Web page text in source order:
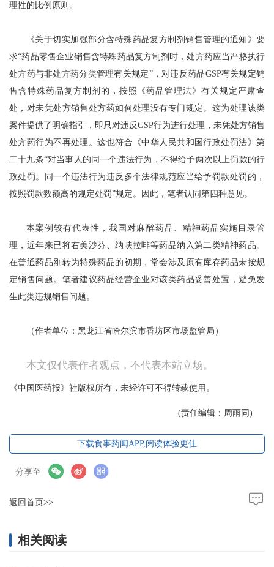
理性的比例原则。
《关于切实加强部分含特殊药品复方制剂销售管理的通知》要
求“药品零售企业销售含特殊药品复方制剂时，处方药应当严格执行
处方药与非处方药分类管理有关规定”，对违反药品GSP有关规定销
售含特殊药品复方制剂的，按照《药品管理法》有关规定严肃查
处，对未凭处方销售处方药如何处理没有专门规定。这为处理该类
案件提供了明确指引，即只对违反GSP行为进行处理，未凭处方销售
处方药行为不再处理。这也符合《中华人民共和国行政处罚法》第
二十九条“对当事人的同一个违法行为，不得给予两次以上罚款的行
政处罚。同一个违法行为违反多个法律规范应当给予罚款处罚的，
按照罚款数额高的规定处罚”规定。因此，笔者认同第四种意见。
本案例较有代表性，我国对麻醉药品、精神药品实施目录管
理，近年来已将右美沙芬、纳呋拉啡等药品纳入第二类精神药品。
在普通药品刚转为特殊药品的初期，常会涉及原有库存药品未按规
定销售问题。笔者建议药品经营企业对该类药品妥善处置，避免发
生此类违规销售问题。
（作者单位：黑龙江省哈尔滨市香坊区市场监管局）
本文仅代表作者观点，不代表本站立场。
《中国医药报》社版权所有，未经许可不得转载使用。
(责任编辑：周雨同)
下载食事药闻APP,阅读体验更佳
分享至
返回首页>>
相关阅读